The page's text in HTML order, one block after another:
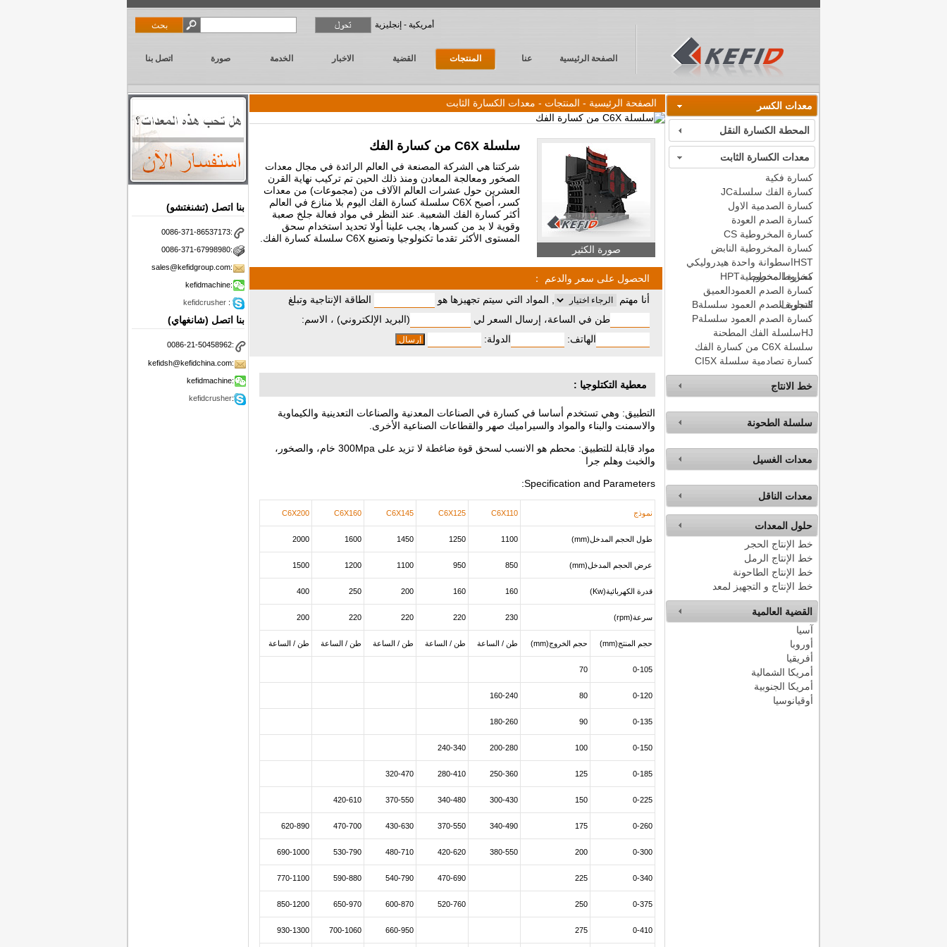
أمريكية - إنجليزية
اتصل بنا صورة الخدمة الاخبار القضية المنتجات عنا الصفحة الرئيسية
الصفحة الرئيسية - المنتجات - معدات الكسارة الثابت
سلسلة C6X من كسارة الفك
شركتنا هي الشركة المصنعة في العالم الرائدة في مجال معدات
الصخور ومعالجة المعادن ومنذ ذلك الحين تم تركيب نهاية القرن
العشرين حول عشرات العالم الآلاف من (مجموعات) من معدات
كسر، أصبح C6X سلسلة كسارة الفك اليوم بلا منازع في العالم
أكثر كسارة الفك الشعبية. عند النظر في مواد فعالة جلخ صعبة
وقوية لا بد من كسرها، يجب علينا أولا تحديد استخدام سحق
المستوى الأكثر تقدما تكنولوجيا وتصنيع C6X سلسلة كسارة الفك.
صورة الكثير
الحصول على سعر والدعم ：
أنا مهتم
, المواد التي سيتم تجهيزها هو
الطاقة الإنتاجية وتبلغ
طن في الساعة، إرسال السعر لي
(البريد الإلكتروني) ، الاسم:
الهاتف:
الدولة:
معطية التكتلوجيا :
التطبيق: وهي تستخدم أساسا في كسارة في الصناعات المعدنية والصناعات التعدينية والكيماوية
والاسمنت والبناء والمواد والسيراميك صهر والقطاعات الصناعية الأخرى.
مواد قابلة للتطبيق: محطم هو الانسب لسحق قوة ضاغطة لا تزيد على 300Mpa خام، والصخور،
والخبث وهلم جرا
Specification and Parameters:
نموذج C6X110
C6X125
C6X145
C6X160
C6X200
طول الحجم المدخل(mm) 1100
1250
1450
1600
2000
عرض الحجم المدخل(mm) 850
950
1100
1200
1500
قدرة الكهربائية(Kw) 160
160
200
250
400
سرعة(rpm) 230
220
220
220
200
حجم المنتج(mm) حجم الخروج(mm) طن / الساعة طن / الساعة طن / الساعة طن / الساعة طن / الساعة
0-105
70
0-120
80
160-240
0-135
90
180-260
0-150
100
200-280
240-340
0-185
125
250-360
280-410
320-470
0-225
150
300-430
340-480
370-550
420-610
0-260
175
340-490
370-550
430-630
470-700
620-890
0-300
200
380-550
420-620
480-710
530-790
690-1000
0-340
225
470-690
540-790
590-880
770-1100
0-375
250
520-760
600-870
650-970
850-1200
0-410
275
660-950
700-1060
930-1300
بنا اتصل (تشنغتشو)
0086-371-86537173:
0086-371-67998980:
sales@kefidgroup.com:
kefidmachine:
kefidcrusher :
بنا اتصل (شانغهاي)
0086-21-50458962:
kefidsh@kefidchina.com:
kefidmachine:
kefidcrusher:
معدات الكسر
المحطة الكسارة النقل
معدات الكسارة الثابت
كسارة فكية
كسارة الفك سلسلةJC
كسارة الصدمية الاول
كسارة الصدم العودة
كسارة المخروطية CS
كسارة المخروطية النابض
HSTاسطوانة واحدة هيدروليكي
مخروط محطم
كسارة المخروطيةHPT
كسارة الصدم العمودالعميق
التجويف
كسارة الصدم العمود سلسلةB
كسارة الصدم العمود سلسلةP
HJسلسلة الفك المطحنة
سلسلة C6X من كسارة الفك
كسارة تصادمية سلسلة CI5X
خط الانتاج
سلسلة الطحونة
معدات الغسيل
معدات الناقل
حلول المعدات
خط الإنتاج الحجر
خط الإنتاج الرمل
خط الإنتاج الطاحونة
خط الإنتاج و التجهيز لمعد
القضية العالمية
آسيا
أوروبا
أفريقيا
أمريكا الشمالية
أمريكا الجنوبية
أوقيانوسيا